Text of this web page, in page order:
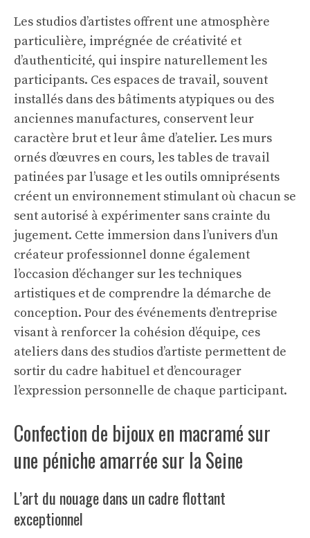
Les studios d’artistes offrent une atmosphère
particulière, imprégnée de créativité et
d’authenticité, qui inspire naturellement les
participants. Ces espaces de travail, souvent
installés dans des bâtiments atypiques ou des
anciennes manufactures, conservent leur
caractère brut et leur âme d’atelier. Les murs
ornés d’œuvres en cours, les tables de travail
patinées par l’usage et les outils omniprésents
créent un environnement stimulant où chacun se
sent autorisé à expérimenter sans crainte du
jugement. Cette immersion dans l’univers d’un
créateur professionnel donne également
l’occasion d’échanger sur les techniques
artistiques et de comprendre la démarche de
conception. Pour des événements d’entreprise
visant à renforcer la cohésion d’équipe, ces
ateliers dans des studios d’artiste permettent de
sortir du cadre habituel et d’encourager
l’expression personnelle de chaque participant.
Confection de bijoux en macramé sur
une péniche amarrée sur la Seine
L’art du nouage dans un cadre flottant
exceptionnel